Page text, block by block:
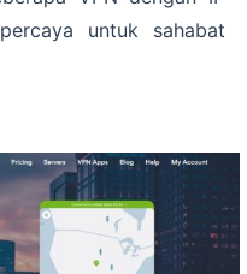
untuk sahabat